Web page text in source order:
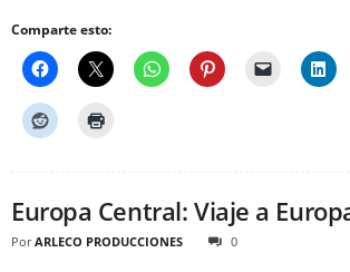
Comparte esto:
Europa Central: Viaje a
Por ARLECO PRODUCCIONES 0